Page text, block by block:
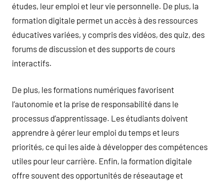
études, leur emploi et leur vie personnelle. De plus, la
formation digitale permet un accès à des ressources
éducatives variées, y compris des vidéos, des quiz, des
forums de discussion et des supports de cours
interactifs.
De plus, les formations numériques favorisent
l’autonomie et la prise de responsabilité dans le
processus d’apprentissage. Les étudiants doivent
apprendre à gérer leur emploi du temps et leurs
priorités, ce qui les aide à développer des compétences
utiles pour leur carrière. Enfin, la formation digitale
offre souvent des opportunités de réseautage et